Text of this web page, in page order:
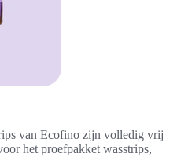
van Ecofino zijn volledig vrij
het proefpakket wasstrips,